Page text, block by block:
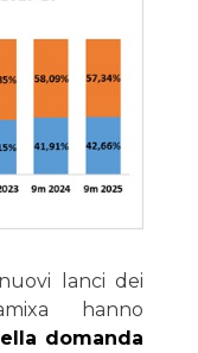
lanci dei
hanno
domanda